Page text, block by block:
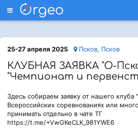
Меню
25-27 апреля 2025 Псков, Псков
КЛУБНАЯ ЗАЯВКА "О-
"Чемпионат и
Здесь собираем заявку от нашего клуба
Всероссийских соревнованиях или
принимать отдельно в чате ТГ
https://t.me/+VwGKeCLK_981YWE6